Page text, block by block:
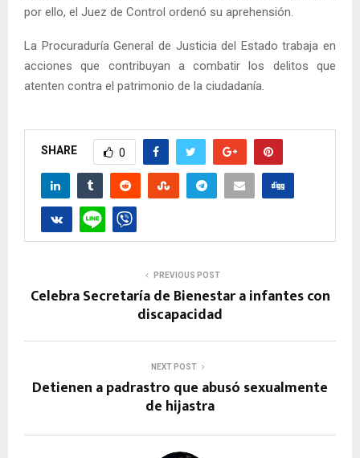
por ello, el Juez de Control ordenó su aprehensión.
La Procuraduría General de Justicia del Estado trabaja en
acciones que contribuyan a combatir los delitos que
atenten contra el patrimonio de la ciudadanía.
SHARE 0
PREVIOUS POST
Celebra Secretaría de Bienestar a infantes con
discapacidad
NEXT POST
Detienen a padrastro que abusó sexualmente
de hijastra